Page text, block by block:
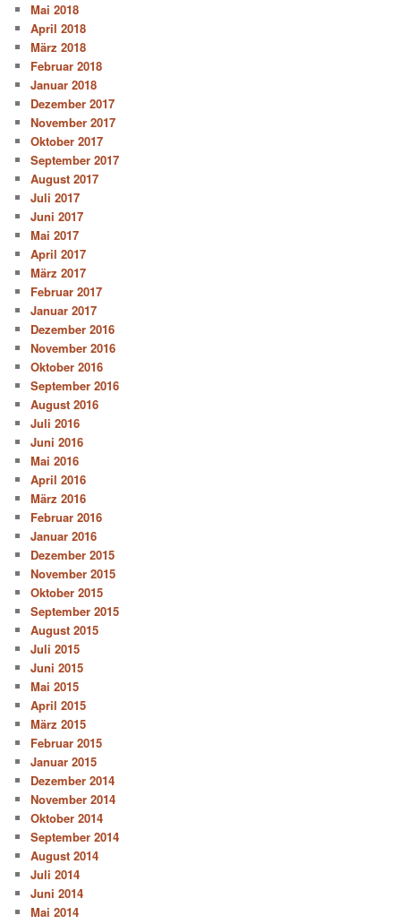
Mai 2018
April 2018
März 2018
Februar 2018
Januar 2018
Dezember 2017
November 2017
Oktober 2017
September 2017
August 2017
Juli 2017
Juni 2017
Mai 2017
April 2017
März 2017
Februar 2017
Januar 2017
Dezember 2016
November 2016
Oktober 2016
September 2016
August 2016
Juli 2016
Juni 2016
Mai 2016
April 2016
März 2016
Februar 2016
Januar 2016
Dezember 2015
November 2015
Oktober 2015
September 2015
August 2015
Juli 2015
Juni 2015
Mai 2015
April 2015
März 2015
Februar 2015
Januar 2015
Dezember 2014
November 2014
Oktober 2014
September 2014
August 2014
Juli 2014
Juni 2014
Mai 2014